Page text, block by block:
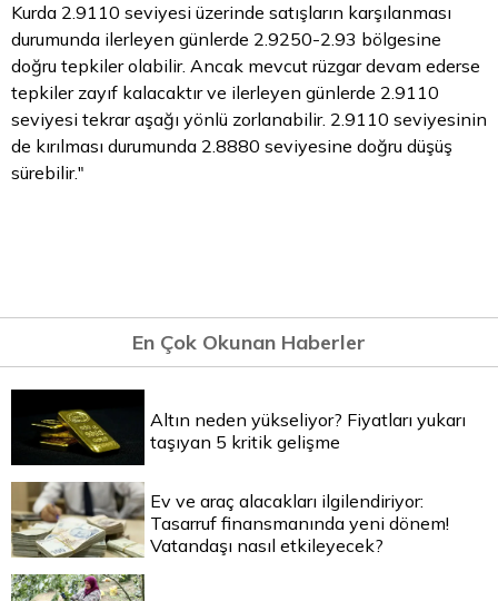
Kurda 2.9110 seviyesi üzerinde satışların karşılanması
durumunda ilerleyen günlerde 2.9250-2.93 bölgesine
doğru tepkiler olabilir. Ancak mevcut rüzgar devam ederse
tepkiler zayıf kalacaktır ve ilerleyen günlerde 2.9110
seviyesi tekrar aşağı yönlü zorlanabilir. 2.9110 seviyesinin
de kırılması durumunda 2.8880 seviyesine doğru düşüş
sürebilir."
En Çok Okunan Haberler
Altın neden yükseliyor? Fiyatları yukarı
taşıyan 5 kritik gelişme
Ev ve araç alacakları ilgilendiriyor:
Tasarruf finansmanında yeni dönem!
Vatandaşı nasıl etkileyecek?